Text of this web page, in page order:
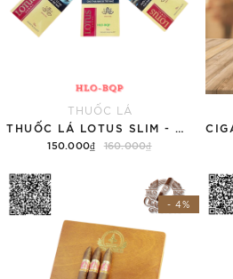
THUỐC LÁ
150.000₫ 160.000₫
Thêm vào giỏ hàng
- 4%